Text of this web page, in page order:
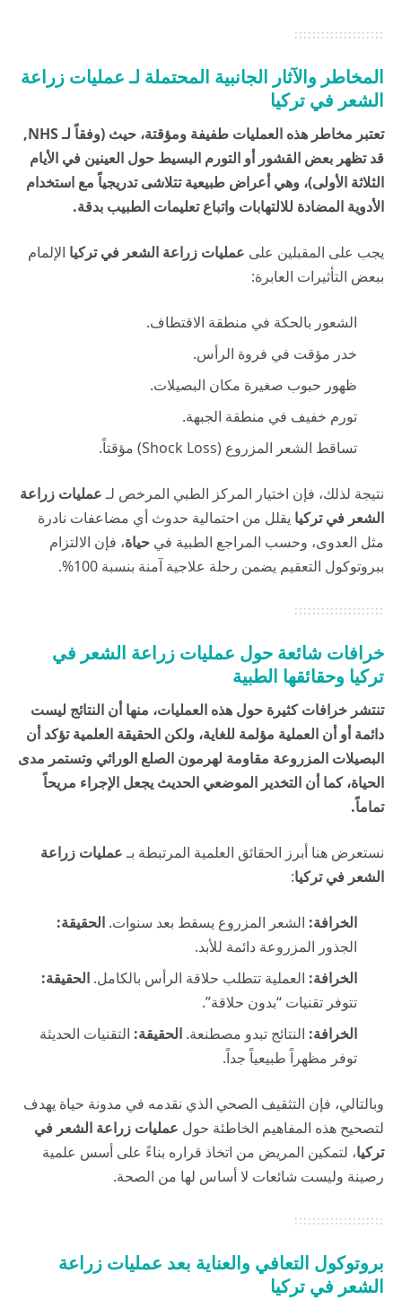
المخاطر والآثار الجانبية المحتملة لـ عمليات زراعة
الشعر في تركيا
تعتبر مخاطر هذه العمليات طفيفة ومؤقتة، حيث (وفقاً لـNHS
,
قد تظهر بعض القشور أو التورم البسيط حول العينين في الأيام
الثلاثة الأولى)، وهي أعراض طبيعية تتلاشى تدريجياً مع استخدام
الأدوية المضادة للالتهابات واتباع تعليمات الطبيب بدقة.
يجب على المقبلين على عمليات زراعة الشعر في تركيا الإلمام
ببعض التأثيرات العابرة:
الشعور بالحكة في منطقة الاقتطاف.
خدر مؤقت في فروة الرأس.
ظهور حبوب صغيرة مكان البصيلات.
تورم خفيف في منطقة الجبهة.
تساقط الشعر المزروع (Shock Loss) مؤقتاً.
نتيجة لذلك، فإن اختيار المركز الطبي المرخص لـعمليات زراعة
الشعر في تركيا يقلل من احتمالية حدوث أي مضاعفات نادرة
مثل العدوى، وحسب المراجع الطبية في حياة، فإن الالتزام
ببروتوكول التعقيم يضمن رحلة علاجية آمنة بنسبة 100%.
خرافات شائعة حول عمليات زراعة الشعر في
تركيا وحقائقها الطبية
تنتشر خرافات كثيرة حول هذه العمليات، منها أن النتائج ليست
دائمة أو أن العملية مؤلمة للغاية، ولكن الحقيقة العلمية تؤكد أن
البصيلات المزروعة مقاومة لهرمون الصلع الوراثي وتستمر مدى
الحياة، كما أن التخدير الموضعي الحديث يجعل الإجراء مريحاً
تماماً.
نستعرض هنا أبرز الحقائق العلمية المرتبطة بـعمليات زراعة
الشعر في تركيا:
الخرافة: الشعر المزروع يسقط بعد سنوات. الحقيقة:
الجذور المزروعة دائمة للأبد.
الخرافة: العملية تتطلب حلاقة الرأس بالكامل. الحقيقة:
تتوفر تقنيات “بدون حلاقة”.
الخرافة: النتائج تبدو مصطنعة. الحقيقة: التقنيات الحديثة
توفر مظهراً طبيعياً جداً.
وبالتالي، فإن التثقيف الصحي الذي نقدمه في مدونة حياة يهدف
لتصحيح هذه المفاهيم الخاطئة حول عمليات زراعة الشعر في
تركيا، لتمكين المريض من اتخاذ قراره بناءً على أسس علمية
رصينة وليست شائعات لا أساس لها من الصحة.
بروتوكول التعافي والعناية بعد عمليات زراعة
الشعر في تركيا